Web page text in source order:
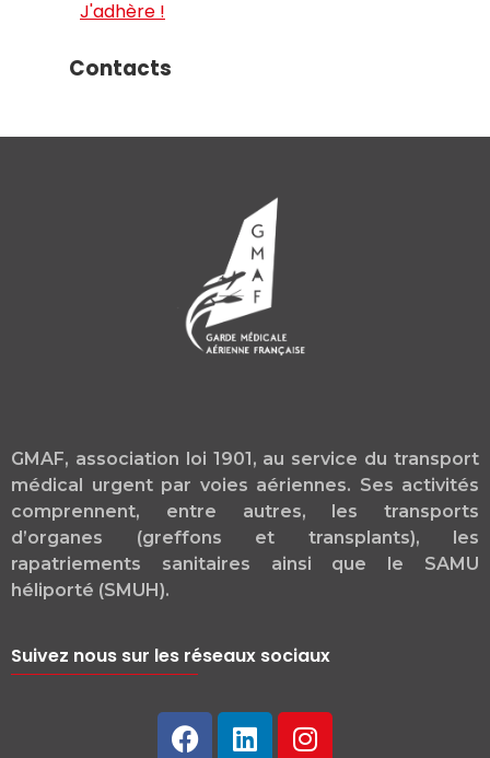
GMAF, association loi 1901, au service du transport
médical urgent par voies aériennes. Ses activités
comprennent, entre autres, les transports
d’organes (greffons et transplants), les
rapatriements sanitaires ainsi que le SAMU
héliporté (SMUH).
Suivez nous sur les réseaux sociaux